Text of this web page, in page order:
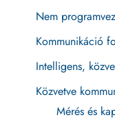
Nem
Kommunikáció
Intelligens,
Közvetve
Mérés és